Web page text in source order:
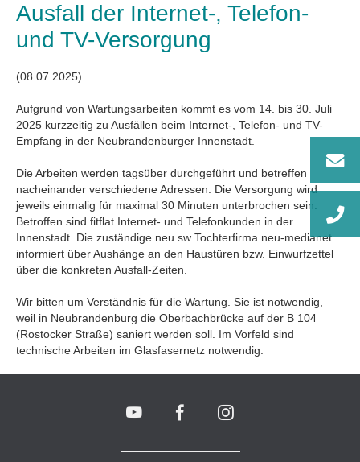
Ausfall der Internet-, Telefon-
und TV-Versorgung
(08.07.2025)
Aufgrund von Wartungsarbeiten kommt es vom 14. bis 30. Juli
2025 kurzzeitig zu Ausfällen beim Internet-, Telefon- und TV-
Empfang in der Neubrandenburger Innenstadt.
Die Arbeiten werden tagsüber durchgeführt und betreffen
nacheinander verschiedene Adressen. Die Versorgung wird
jeweils einmalig für maximal 30 Minuten unterbrochen sein.
Betroffen sind fitflat Internet- und Telefonkunden in der
Innenstadt. Die zuständige neu.sw Tochterfirma neu-medianet
informiert über Aushänge an den Haustüren bzw. Einwurfzettel
über die konkreten Ausfall-Zeiten.
Wir bitten um Verständnis für die Wartung. Sie ist notwendig,
weil in Neubrandenburg die Oberbachbrücke auf der B 104
(Rostocker Straße) saniert werden soll. Im Vorfeld sind
technische Arbeiten im Glasfasernetz notwendig.